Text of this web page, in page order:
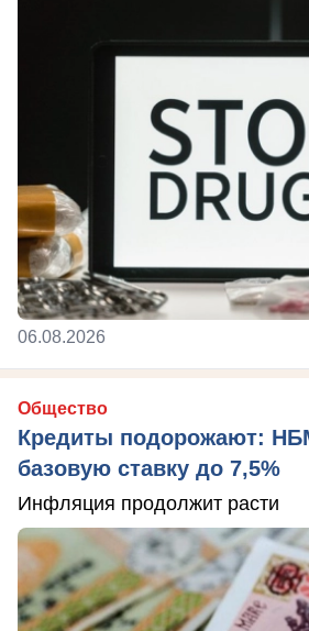
06.08.2026
Общество
Кредиты подорожают:
базовую ставку до 7,5%
Инфляция продолжит расти